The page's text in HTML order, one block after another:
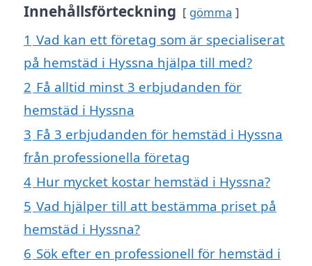
Innehållsförteckning gömma
1 Vad kan ett företag som är specialiserat
på hemstäd i Hyssna hjälpa till med?
2 Få alltid minst 3 erbjudanden för
hemstäd i Hyssna
3 Få 3 erbjudanden för hemstäd i Hyssna
från professionella företag
4 Hur mycket kostar hemstäd i Hyssna?
5 Vad hjälper till att bestämma priset på
hemstäd i Hyssna?
6 Sök efter en professionell för hemstäd i